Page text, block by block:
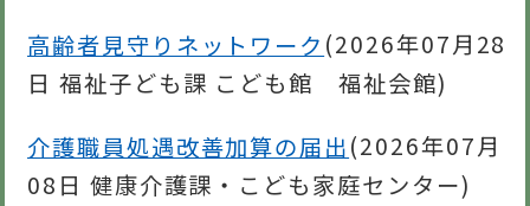
高齢者見守りネットワーク (2026年07月28
日 福祉子ども課 こども館 福祉会館)
介護職員処遇改善加算の届出(2026年07月
08日 健康介護課・こども家庭センター)